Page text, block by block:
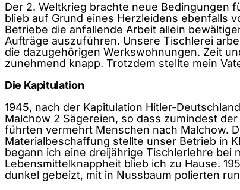
Der 2. Weltkrieg brachte neue Bedingungen
blieb auf Grund eines Herzleidens ebenfalls
Betriebe die anfallende Arbeit allein
Aufträge auszuführen. Unsere Tischlerei
die dazugehörigen Werkswohnungen. Zeit
zunehmend knapp. Trotzdem stellte mein
Die Kapitulation
1945, nach der Kapitulation Hitler-
Malchow 2 Sägereien, so dass zumindest
führten vermehrt Menschen nach Malchow.
Materialbeschaffung stellte unser Betrieb in
begann ich eine dreijährige Tischlerlehre bei
Lebensmittelknappheit blieb ich zu Hause.
dunkel gebeizt, mit in Nussbaum polierten